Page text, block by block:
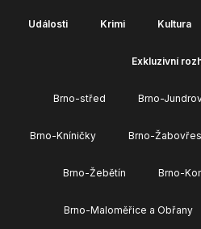
Události Krimi Kultura
Exkluzivní
Brno-střed Brno-
Brno-Kníničky Brno-
Brno-Žebětín Brno-
Brno-Maloměřice a Obřany